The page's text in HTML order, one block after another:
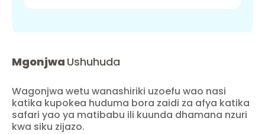
Mgonjwa Ushuhuda
Wagonjwa wetu wanashiriki uzoefu wao nasi
katika kupokea huduma bora zaidi za afya katika
safari yao ya matibabu ili kuunda dhamana nzuri
kwa siku zijazo.